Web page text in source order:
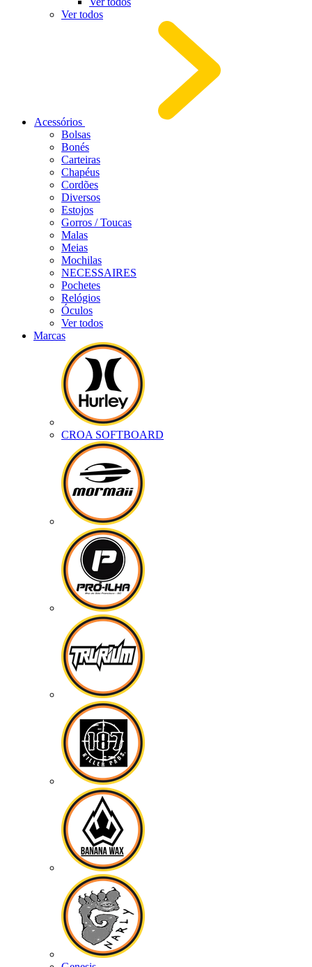
Ver todos
Acessórios
Bolsas
Bonés
Carteiras
Chapéus
Cordões
Diversos
Estojos
Gorros / Toucas
Malas
Meias
Mochilas
NECESSAIRES
Pochetes
Relógios
Óculos
Ver todos
Marcas
CROA SOFTBOARD